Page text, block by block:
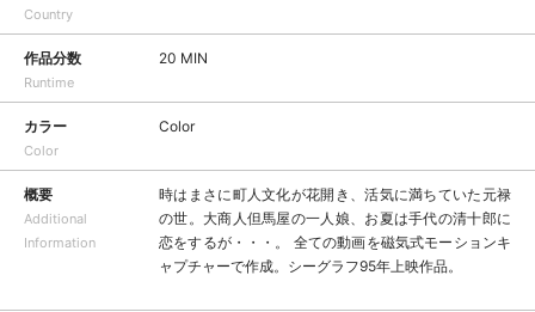
Country
作品分数
Runtime
20 MIN
カラー
Color
Color
概要
Additional
Information
時はまさに町人文化が花開き、活気に満ちていた元禄
の世。大商人但馬屋の一人娘、お夏は手代の清十郎に
恋をするが・・・。 全ての動画を磁気式モーションキ
ャプチャーで作成。シーグラフ95年上映作品。